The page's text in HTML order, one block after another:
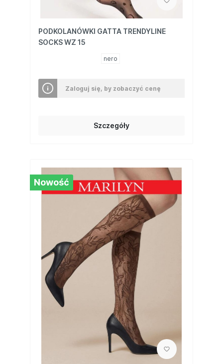
PODKOLANÓWKI GATTA TRENDYLINE
SOCKS WZ 15
nero
Zaloguj się, by zobaczyć cenę
Szczegóły
Nowość